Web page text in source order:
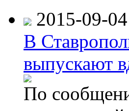
2015-09-
В
выпускают
По